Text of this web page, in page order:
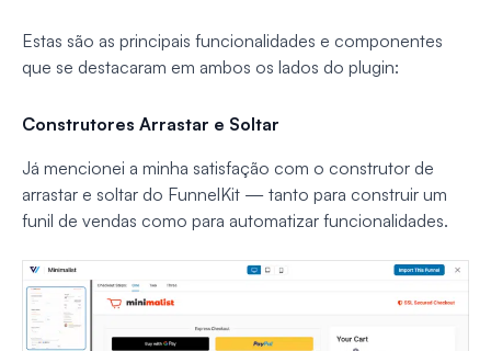
Estas são as principais funcionalidades e componentes
que se destacaram em ambos os lados do plugin:
Construtores Arrastar e Soltar
Já mencionei a minha satisfação com o construtor de
arrastar e soltar do FunnelKit — tanto para construir um
funil de vendas como para automatizar funcionalidades.